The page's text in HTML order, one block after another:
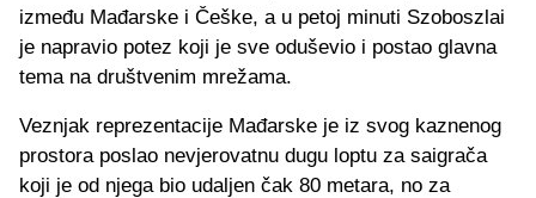
između Mađarske i Češke, a u petoj minuti Szoboszlai
je napravio potez koji je sve oduševio i postao glavna
tema na društvenim mrežama.
Veznjak reprezentacije Mađarske je iz svog kaznenog
prostora poslao nevjerovatnu dugu loptu za saigrača
koji je od njega bio udaljen čak 80 metara, no za